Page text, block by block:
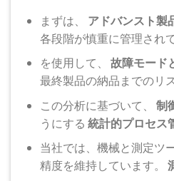
まずは、 アドバンスト製
各段階が慎重に管理され
を使用して、 故障モード
最終製品の納品までのリ
この分析に基づいて、 制
うにする 統計的プロセス
当社では、機械と測定ツ
精度を維持しています。